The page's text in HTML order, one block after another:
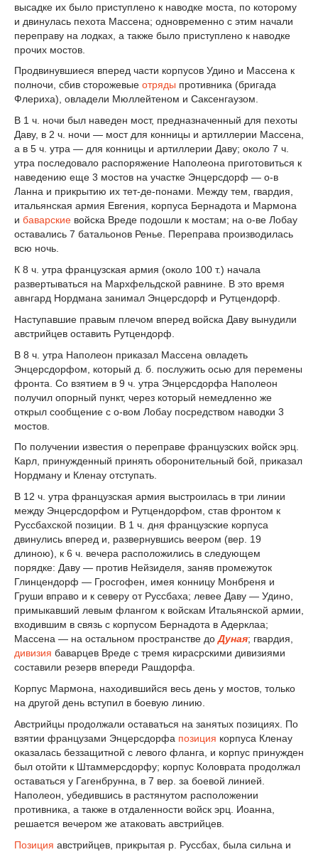
высадке их было приступлено к наводке моста, по которому
и двинулась пехота Массена; одновременно с этим начали
переправу на лодках, а также было приступлено к наводке
прочих мостов.
Продвинувшиеся вперед части корпусов Удино и Массена к
полночи, сбив сторожевые отряды противника (бригада
Флериха), овладели Мюллейтеном и Саксенгаузом.
В 1 ч. ночи был наведен мост, предназначенный для пехоты
Даву, в 2 ч. ночи — мост для конницы и артиллерии Массена,
а в 5 ч. утра — для конницы и артиллерии Даву; около 7 ч.
утра последовало распоряжение Наполеона приготовиться к
наведению еще 3 мостов на участке Энцерсдорф — о-в
Ланна и прикрытию их тет-де-понами. Между тем, гвардия,
итальянская армия Евгения, корпуса Бернадота и Мармона
и баварские войска Вреде подошли к мостам; на о-ве Лобау
оставались 7 батальонов Ренье. Переправа производилась
всю ночь.
К 8 ч. утра французская армия (около 100 т.) начала
развертываться на Мархфельдской равнине. В это время
авнгард Нордмана занимал Энцерсдорф и Рутцендорф.
Наступавшие правым плечом вперед войска Даву вынудили
австрийцев оставить Рутцендорф.
В 8 ч. утра Наполеон приказал Массена овладеть
Энцерсдорфом, который д. б. послужить осью для перемены
фронта. Со взятием в 9 ч. утра Энцерсдорфа Наполеон
получил опорный пункт, через который немедленно же
открыл сообщение с о-вом Лобау посредством наводки 3
мостов.
По получении известия о переправе французских войск эрц.
Карл, принужденный принять оборонительный бой, приказал
Нордману и Кленау отступать.
В 12 ч. утра французская армия выстроилась в три линии
между Энцерсдорфом и Рутцендорфом, став фронтом к
Руссбахской позиции. В 1 ч. дня французские корпуса
двинулись вперед и, развернувшись веером (вер. 19
длиною), к 6 ч. вечера расположились в следующем
порядке: Даву — против Нейзиделя, заняв промежуток
Глинцендорф — Гросгофен, имея конницу Монбреня и
Груши вправо и к северу от Руссбаха; левее Даву — Удино,
примыкавший левым флангом к войскам Итальянской армии,
входившим в связь с корпусом Бернадота в Адерклаа;
Массена — на остальном пространстве доДуная; гвардия,
дивизия баварцев Вреде с тремя кирасрскими дивизиями
составили резерв впереди Рашдорфа.
Корпус Мармона, находившийся весь день у мостов, только
на другой день вступил в боевую линию.
Австрийцы продолжали оставаться на занятых позициях. По
взятии французами Энцерсдорфа позиция корпуса Кленау
оказалась беззащитной с левого фланга, и корпус принужден
был отойти к Штаммерсдорфу; корпус Коловрата продолжал
оставаться у Гагенбрунна, в 7 вер. за боевой линией.
Наполеон, убедившись в растянутом расположении
противника, а также в отдаленности войск эрц. Иоанна,
решается вечером же атаковать австрийцев.
Позиция австрийцев, прикрытая р. Руссбах, была сильна и